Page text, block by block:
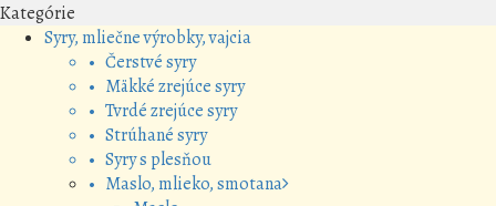
Kategórie
Syry, mliečne výrobky, vajcia
• Čerstvé syry
• Mäkké zrejúce syry
• Tvrdé zrejúce syry
• Strúhané syry
• Syry s plesňou
• Maslo, mlieko, smotana